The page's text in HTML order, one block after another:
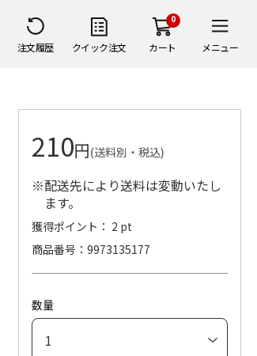
注文履歴 クイック注文
0
カート メニュー
210円(送料別・税込)
※配送先により送料は変動いたし
ます。
獲得ポイント： 2 pt
商品番号
9973135177
数量